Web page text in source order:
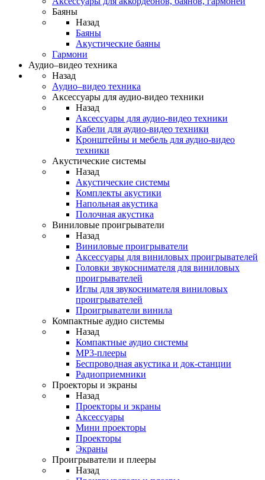
Баяны
Назад
Баяны
Акустические баяны
Гармони
Аудио–видео техника
Назад
Аудио–видео техника
Аксессуары для аудио-видео техники
Назад
Аксессуары для аудио-видео техники
Кабели для аудио-видео техники
Кронштейны и мебель для аудио-видео
техники
Акустические системы
Назад
Акустические системы
Комплекты акустики
Напольная акустика
Полочная акустика
Виниловые проигрыватели
Назад
Виниловые проигрыватели
Аксессуары для виниловых проигрывателей
Головки звукоснимателя для виниловых
проигрывателей
Иглы для звукоснимателя виниловых
проигрывателей
Проигрыватели винила
Компактные аудио системы
Назад
Компактные аудио системы
MP3-плееры
Беспроводная акустика и док-станции
Радиоприемники
Проекторы и экраны
Назад
Проекторы и экраны
Аксессуары
Мини проекторы
Проекторы
Экраны
Проигрыватели и плееры
Назад